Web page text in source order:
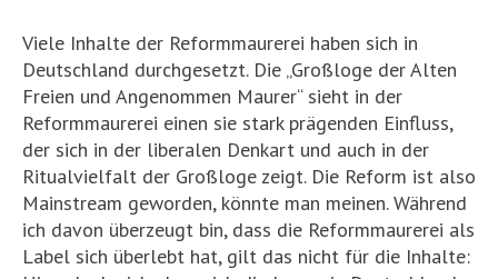
Viele Inhalte der Reformmaurerei haben sich in
Deutschland durchgesetzt. Die „Großloge der Alten
Freien und Angenommen Maurer“ sieht in der
Reformmaurerei einen sie stark prägenden Einfluss,
der sich in der liberalen Denkart und auch in der
Ritualvielfalt der Großloge zeigt. Die Reform ist also
Mainstream geworden, könnte man meinen. Während
ich davon überzeugt bin, dass die Reformmaurerei als
Label sich überlebt hat, gilt das nicht für die Inhalte: